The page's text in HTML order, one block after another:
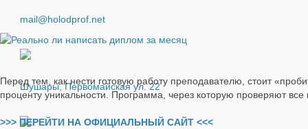
mail@holodprof.net
Шушары, Первомайская ул. 22
Перед тем, как нести готовую работу преподавателю, стоит
проценту уникальности. Программа, через которую проверяют
>>> ПЕРЕЙТИ НА ОФИЦИАЛЬНЫЙ САЙТ <<<